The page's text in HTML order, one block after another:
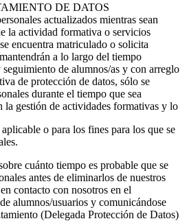
DE DATOS
actualizados mientras sean
la actividad formativa o servicios
encuentra matriculado o solicita
a lo largo del tiempo
de alumnos/as y con arreglo
de protección de datos, sólo se
durante el tiempo que sea
la gestión de actividades formativas y lo
o para los fines para los que se
cuánto tiempo es probable que se
antes de eliminarlos de nuestros
contacto con nosotros en el
alumnos/usuarios y comunicándose
(Delegada Protección de Datos)